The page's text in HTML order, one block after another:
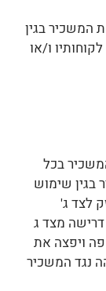
בגין
ו/או
בכל
בגין שימוש
לצד ג'
מצד ג
ויפצה את
נגד המשכיר